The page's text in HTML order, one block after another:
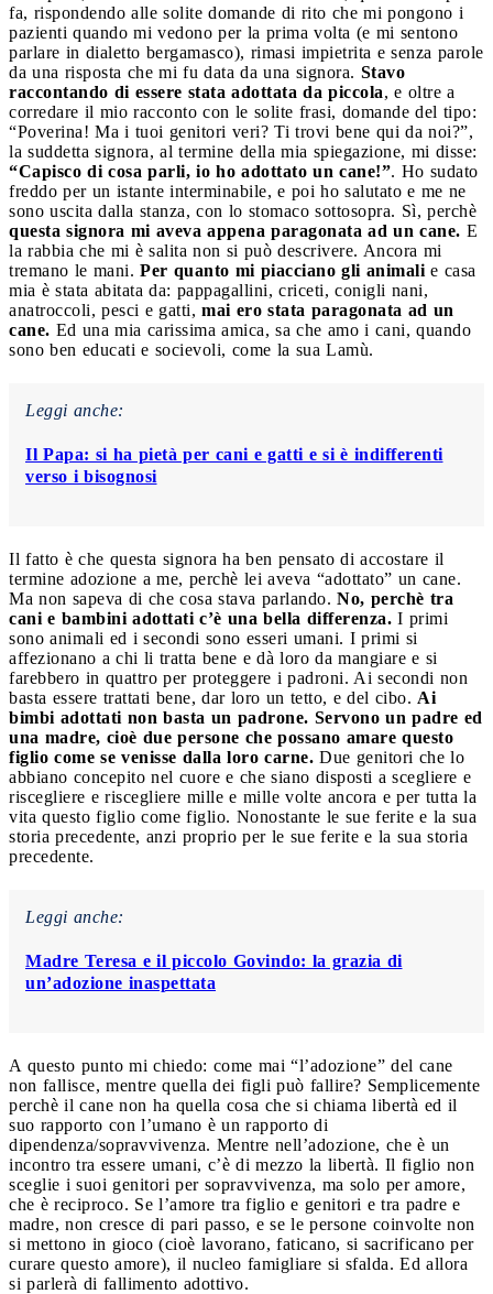
fa, rispondendo alle solite domande di rito che mi pongono i
pazienti quando mi vedono per la prima volta (e mi sentono
parlare in dialetto bergamasco), rimasi impietrita e senza parole
da una risposta che mi fu data da una signora. Stavo
raccontando di essere stata adottata da piccola, e oltre a
corredare il mio racconto con le solite frasi, domande del tipo:
“Poverina! Ma i tuoi genitori veri? Ti trovi bene qui da noi?”,
la suddetta signora, al termine della mia spiegazione, mi disse:
“Capisco di cosa parli, io ho adottato un cane!”. Ho sudato
freddo per un istante interminabile, e poi ho salutato e me ne
sono uscita dalla stanza, con lo stomaco sottosopra. Sì, perchè
questa signora mi aveva appena paragonata ad un cane. E
la rabbia che mi è salita non si può descrivere. Ancora mi
tremano le mani. Per quanto mi piacciano gli animali e casa
mia è stata abitata da: pappagallini, criceti, conigli nani,
anatroccoli, pesci e gatti, mai ero stata paragonata ad un
cane. Ed una mia carissima amica, sa che amo i cani, quando
sono ben educati e socievoli, come la sua Lamù.
Leggi anche:
Il Papa: si ha pietà per cani e gatti e si è indifferenti
verso i bisognosi
Il fatto è che questa signora ha ben pensato di accostare il
termine adozione a me, perchè lei aveva “adottato” un cane.
Ma non sapeva di che cosa stava parlando. No, perchè tra
cani e bambini adottati c’è una bella differenza. I primi
sono animali ed i secondi sono esseri umani. I primi si
affezionano a chi li tratta bene e dà loro da mangiare e si
farebbero in quattro per proteggere i padroni. Ai secondi non
basta essere trattati bene, dar loro un tetto, e del cibo. Ai
bimbi adottati non basta un padrone. Servono un padre ed
una madre, cioè due persone che possano amare questo
figlio come se venisse dalla loro carne. Due genitori che lo
abbiano concepito nel cuore e che siano disposti a scegliere e
riscegliere e riscegliere mille e mille volte ancora e per tutta la
vita questo figlio come figlio. Nonostante le sue ferite e la sua
storia precedente, anzi proprio per le sue ferite e la sua storia
precedente.
Leggi anche:
Madre Teresa e il piccolo Govindo: la grazia di
un’adozione inaspettata
A questo punto mi chiedo: come mai “l’adozione” del cane
non fallisce, mentre quella dei figli può fallire? Semplicemente
perchè il cane non ha quella cosa che si chiama libertà ed il
suo rapporto con l’umano è un rapporto di
dipendenza/sopravvivenza. Mentre nell’adozione, che è un
incontro tra essere umani, c’è di mezzo la libertà. Il figlio non
sceglie i suoi genitori per sopravvivenza, ma solo per amore,
che è reciproco. Se l’amore tra figlio e genitori e tra padre e
madre, non cresce di pari passo, e se le persone coinvolte non
si mettono in gioco (cioè lavorano, faticano, si sacrificano per
curare questo amore), il nucleo famigliare si sfalda. Ed allora
si parlerà di fallimento adottivo.